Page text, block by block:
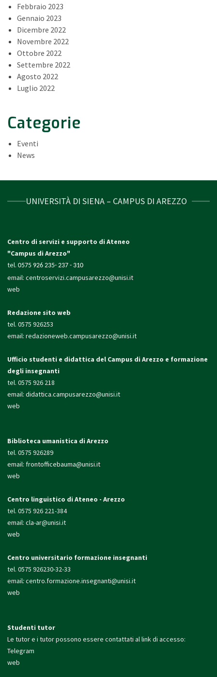
Febbraio 2023
Gennaio 2023
Dicembre 2022
Novembre 2022
Ottobre 2022
Settembre 2022
Agosto 2022
Luglio 2022
Categorie
Eventi
News
UNIVERSITÀ DI SIENA – CAMPUS DI AREZZO
Centro di servizi e supporto di Ateneo
"Campus di Arezzo"
tel. 0575 926 235- 237 - 310
email: centroservizi.campusarezzo@unisi.it
web
Redazione sito web
tel. 0575 926253
email: redazioneweb.campusarezzo@unisi.it
Ufficio studenti e didattica del Campus di Arezzo e formazione
degli insegnanti
tel. 0575 926 218
email: didattica.campusarezzo@unisi.it
web
Biblioteca umanistica di Arezzo
tel. 0575 926289
email: frontofficebauma@unisi.it
web
Centro linguistico di Ateneo - Arezzo
tel. 0575 926 221-384
email: cla-ar@unisi.it
web
Centro universitario formazione insegnanti
tel. 0575 926230-32-33
email:centro.formazione.insegnanti@unisi.it
web
Studenti tutor
Le tutor e i tutor possono essere contattati al link di accesso:
Telegram
web